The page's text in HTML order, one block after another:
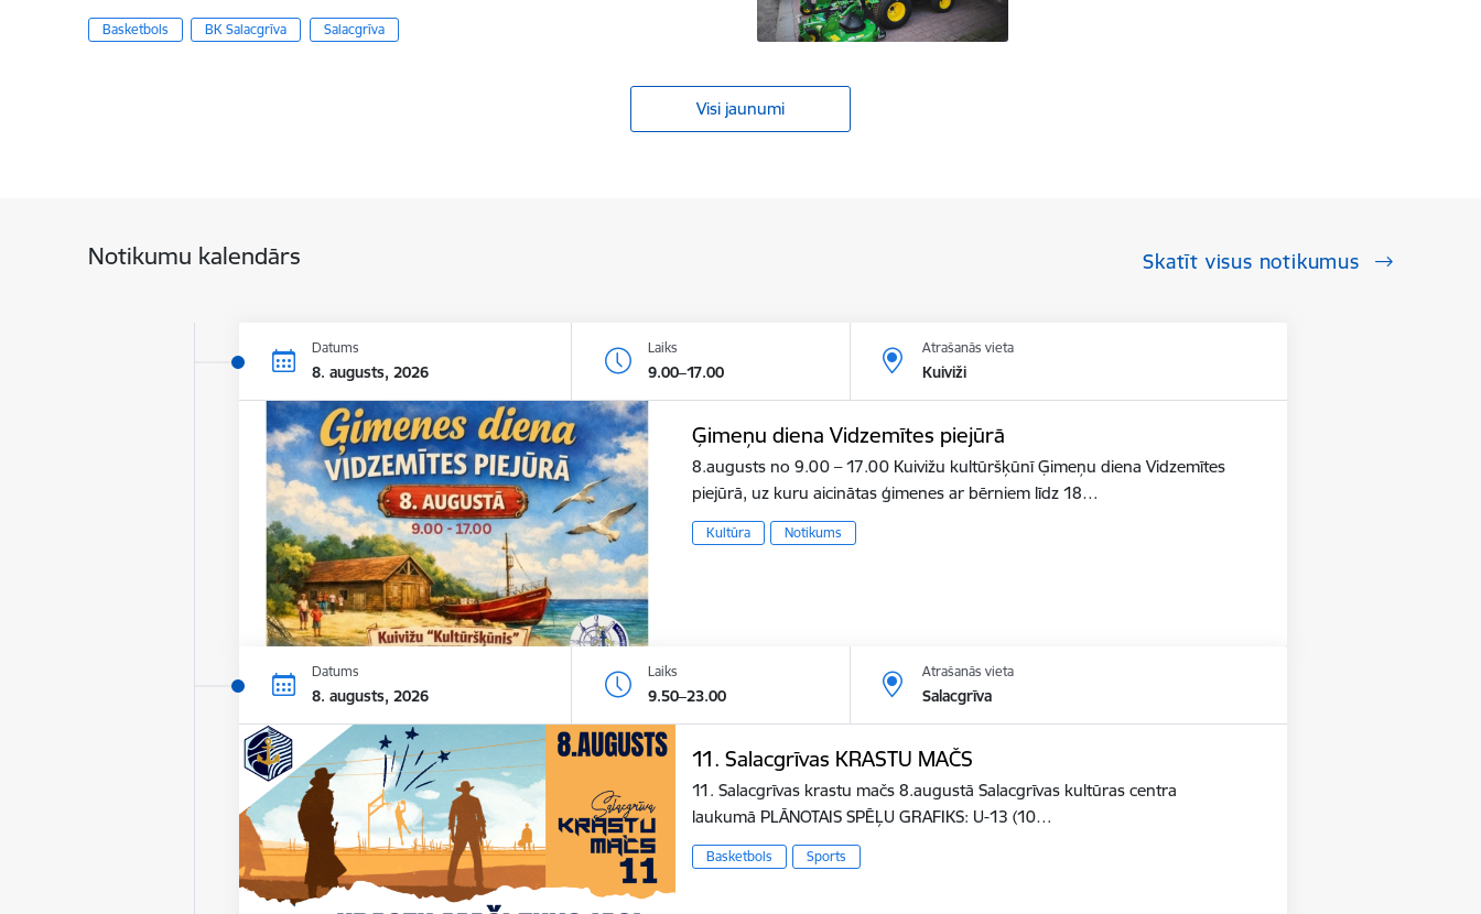
Basketbols BK Salacgrīva Salacgrīva
Visi jaunumi
Notikumu kalendārs Skatīt visus notikumus
Datums
8. augusts, 2026
Laiks
9.00–17.00
Atrašanās vieta
Kuiviži
Ģimeņu diena Vidzemītes piejūrā
8.augusts no 9.00 – 17.00 Kuivižu kultūršķūnī Ģimeņu diena Vidzemītes
piejūrā, uz kuru aicinātas ģimenes ar bērniem līdz 18…
Kultūra Notikums
Datums
8. augusts, 2026
Laiks
9.50–23.00
Atrašanās vieta
Salacgrīva
11. Salacgrīvas KRASTU MAČS
11. Salacgrīvas krastu mačs 8.augustā Salacgrīvas kultūras centra
laukumā PLĀNOTAIS SPĒĻU GRAFIKS: U-13 (10…
Basketbols Sports